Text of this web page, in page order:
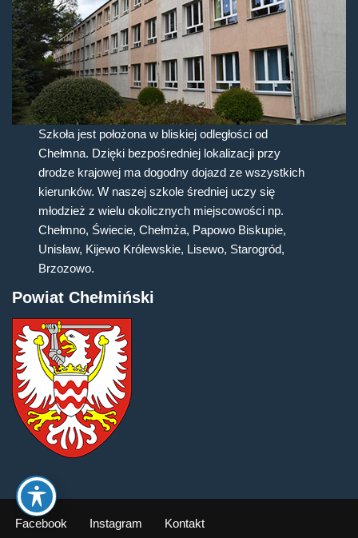
Szkoła jest położona w bliskiej odległości od
Chełmna. Dzięki bezpośredniej lokalizacji przy
drodze krajowej ma dogodny dojazd ze wszystkich
kierunków. W naszej szkole średniej uczy się
młodzież z wielu okolicznych miejscowości np.
Chełmno, Świecie, Chełmża, Papowo Biskupie,
Unisław, Kijewo Królewskie, Lisewo, Starogród,
Brzozowo.
Powiat Chełmiński
Facebook Instagram Kontakt